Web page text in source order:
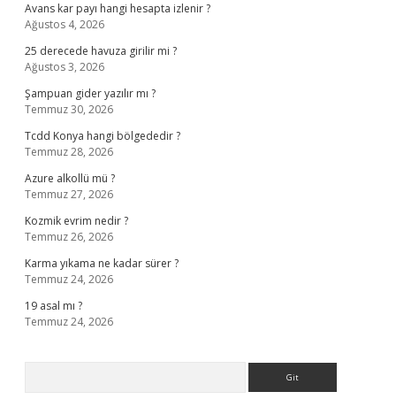
Avans kar payı hangi hesapta izlenir ?
Ağustos 4, 2026
25 derecede havuza girilir mi ?
Ağustos 3, 2026
Şampuan gider yazılır mı ?
Temmuz 30, 2026
Tcdd Konya hangi bölgededir ?
Temmuz 28, 2026
Azure alkollü mü ?
Temmuz 27, 2026
Kozmik evrim nedir ?
Temmuz 26, 2026
Karma yıkama ne kadar sürer ?
Temmuz 24, 2026
19 asal mı ?
Temmuz 24, 2026